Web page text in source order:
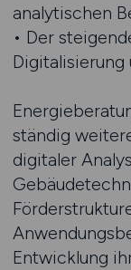
analytischen
• Der
Digitalisierung
ständig
digitaler
Entwicklung